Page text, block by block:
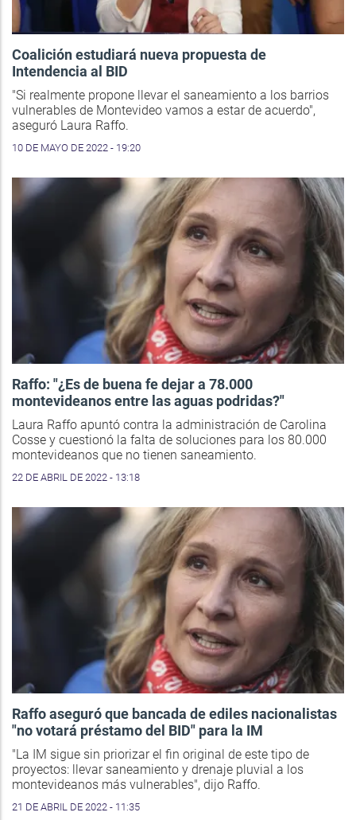
Coalición estudiará nueva propuesta de
Intendencia al BID
"Si realmente propone llevar el saneamiento a los barrios
vulnerables de Montevideo vamos a estar de acuerdo",
aseguró Laura Raffo.
10 DE MAYO DE 2022 - 19:20
Raffo: "¿Es de buena fe dejar a 78.000
montevideanos entre las aguas podridas?"
Laura Raffo apuntó contra la administración de Carolina
Cosse y cuestionó la falta de soluciones para los 80.000
montevideanos que no tienen saneamiento.
22 DE ABRIL DE 2022 - 13:18
Raffo aseguró que bancada de ediles nacionalistas
"no votará préstamo del BID" para la IM
"La IM sigue sin priorizar el fin original de este tipo de
proyectos: llevar saneamiento y drenaje pluvial a los
montevideanos más vulnerables", dijo Raffo.
21 DE ABRIL DE 2022 - 11:35